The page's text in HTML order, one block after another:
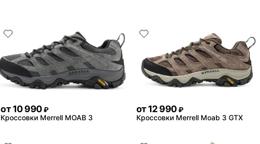
от 10 990 ₽
Кроссовки Merrell MOAB 3
от 12 990 ₽
Кроссовки Merrell Moab 3 GTX